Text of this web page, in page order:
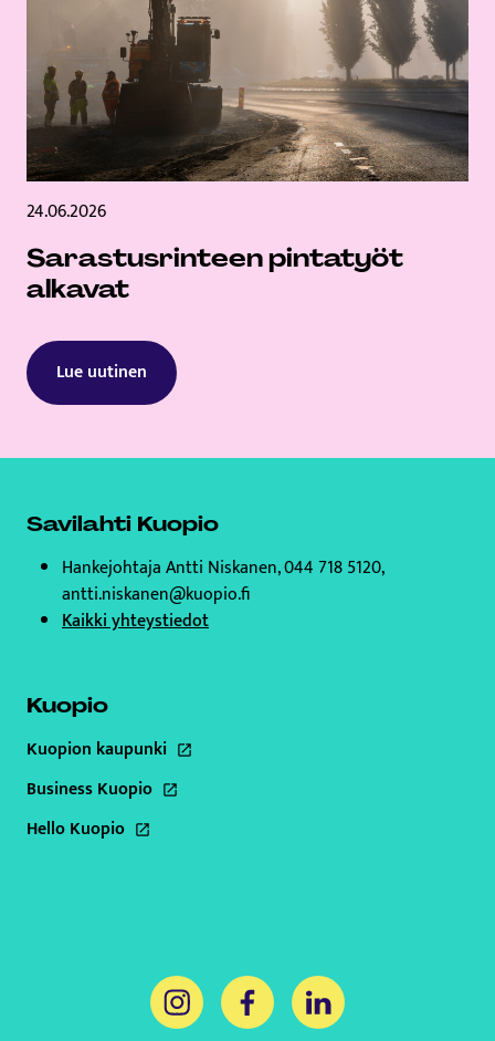
24.06.2026
Sarastusrinteen pintatyöt
alkavat
Lue uutinen
Savilahti Kuopio
Hankejohtaja Antti Niskanen, 044 718 5120,
antti.niskanen@kuopio.fi
Kaikki yhteystiedot
Kuopio
Kuopion kaupunki
Tämä linkki aukeaa uuteen välilehteen
Business Kuopio
Tämä linkki aukeaa uuteen välilehteen
Hello Kuopio
Tämä linkki aukeaa uuteen välilehteen
Tämä linkki aukeaa uuteen välilehteen
Tämä linkki aukeaa uuteen
Tämä linkki aukeaa